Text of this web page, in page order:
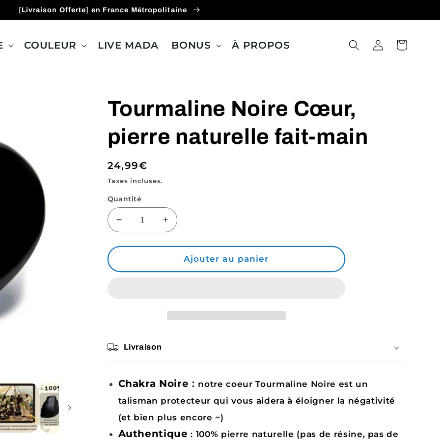
[Livraison Offerte] en France Métropolitaine
COULEUR LIVE MADA BONUS À PROPOS ConnexionPanier
Tourmaline Noire Cœur,
pierre naturelle fait-main
Prix
habituel
24,99€
Taxes incluses.
Quantité
Réduire
la
quantité
Tourmaline
Augmenter
la
quantité
Tourmaline
naturelle
Ajouter au panier
Livraison
Chakra Noire: notre coeur Tourmaline Noire est un
talisman protecteur qui vous aidera à éloigner la négativité
(et bien plus encore ~)
Authentique : 100% pierre naturelle (pas de résine, pas de